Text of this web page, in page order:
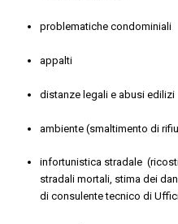
problematiche condominiali
appalti
distanze legali e abusi edilizi
ambiente (smaltimento di
infortunistica stradale
stradali mortali, stima dei
di consulente tecnico di